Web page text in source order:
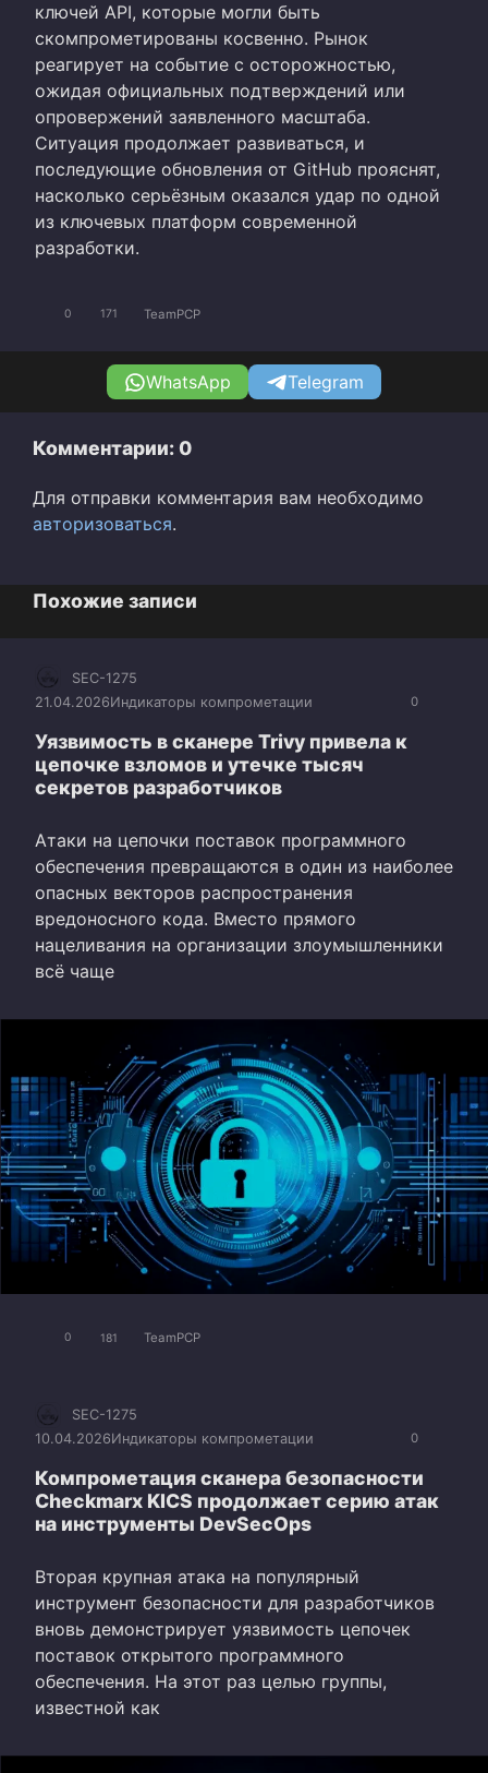
ключей API, которые могли быть
скомпрометированы косвенно. Рынок
реагирует на событие с осторожностью,
ожидая официальных подтверждений или
опровержений заявленного масштаба.
Ситуация продолжает развиваться, и
последующие обновления от GitHub прояснят,
насколько серьёзным оказался удар по одной
из ключевых платформ современной
разработки.
0 171 TeamPCP
WhatsApp Telegram
Комментарии: 0
Для отправки комментария вам необходимо
авторизоваться.
Похожие записи
0
SEC-1275
21.04.2026Индикаторы компрометации
Уязвимость в сканере Trivy привела к
цепочке взломов и утечке тысяч
секретов разработчиков
Атаки на цепочки поставок программного
обеспечения превращаются в один из наиболее
опасных векторов распространения
вредоносного кода. Вместо прямого
нацеливания на организации злоумышленники
всё чаще
0 181 TeamPCP
0
SEC-1275
10.04.2026Индикаторы компрометации
Компрометация сканера безопасности
Checkmarx KICS продолжает серию атак
на инструменты DevSecOps
Вторая крупная атака на популярный
инструмент безопасности для разработчиков
вновь демонстрирует уязвимость цепочек
поставок открытого программного
обеспечения. На этот раз целью группы,
известной как